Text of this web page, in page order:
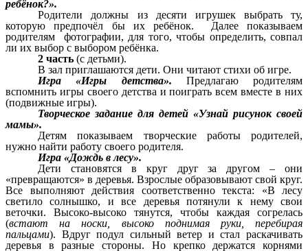
ребёнок?».
Родители должны из десяти игрушек выбрать ту,
которую предпочёл бы их ребёнок. Далее показываем
родителям фотографии, для того, чтобы определить, совпал
ли их выбор с выбором ребёнка.
2 часть (с детьми).
В зал приглашаются дети. Они читают стихи об игре.
Игра «Игры детства».
Предлагаю родителям
вспомнить игры своего детства и поиграть всем вместе в них
(подвижные игры).
Творческое задание для детей «Узнай рисунок своей
мамы».
Детям показываем творческие работы родителей,
нужно найти работу своего родителя.
Игра «Дождь в лесу».
Дети становятся в круг друг за другом – они
«превращаются» в деревья. Взрослые образовывают свой круг.
Все выполняют действия соответственно текста: «В лесу
светило солнышко, и все деревья потянули к нему свои
веточки. Высоко-высоко тянутся, чтобы каждая согрелась
(встают на носки, высоко поднимая руки,
перебирая
пальцами). Вдруг подул сильный ветер и стал раскачивать
деревья в разные стороны. Но крепко держатся корнями